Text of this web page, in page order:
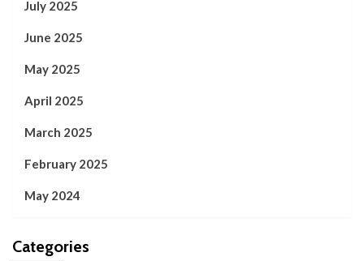
July 2025
June 2025
May 2025
April 2025
March 2025
February 2025
May 2024
Categories